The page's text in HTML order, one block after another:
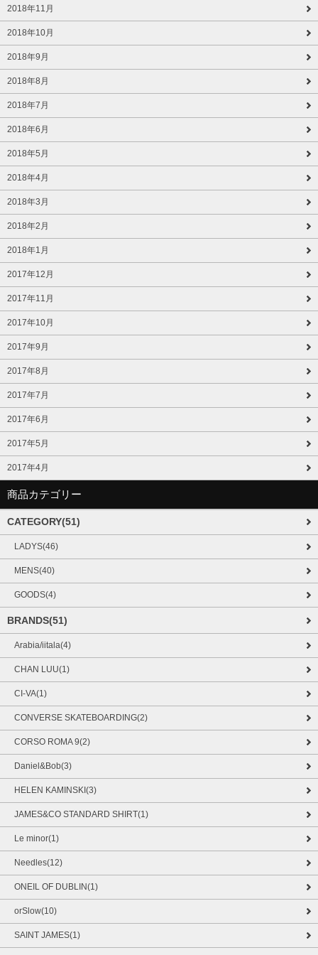
2018年11月
2018年10月
2018年9月
2018年8月
2018年7月
2018年6月
2018年5月
2018年4月
2018年3月
2018年2月
2018年1月
2017年12月
2017年11月
2017年10月
2017年9月
2017年8月
2017年7月
2017年6月
2017年5月
2017年4月
商品カテゴリー
CATEGORY(51)
LADYS(46)
MENS(40)
GOODS(4)
BRANDS(51)
Arabia/iitala(4)
CHAN LUU(1)
CI-VA(1)
CONVERSE SKATEBOARDING(2)
CORSO ROMA 9(2)
Daniel&Bob(3)
HELEN KAMINSKI(3)
JAMES&CO STANDARD SHIRT(1)
Le minor(1)
Needles(12)
ONEIL OF DUBLIN(1)
orSlow(10)
SAINT JAMES(1)